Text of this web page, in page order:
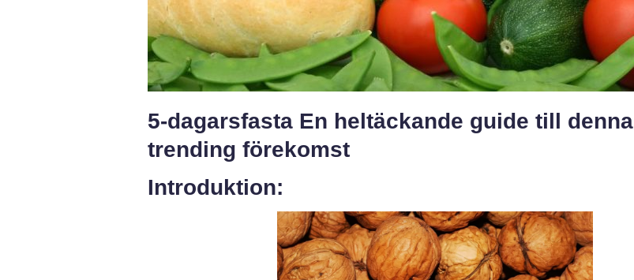
5-dagarsfasta En heltäckande guide till denna
trending förekomst
Introduktion: